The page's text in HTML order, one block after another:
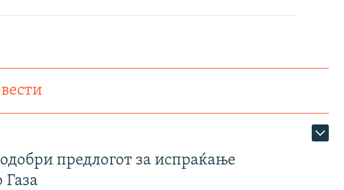
предлогот за испраќање
Газа